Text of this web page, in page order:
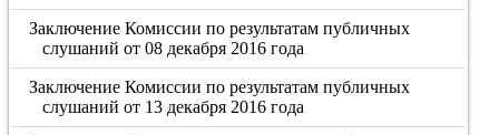
Заключение Комиссии по результатам публичных
слушаний от 08 декабря 2016 года
Заключение Комиссии по результатам публичных
слушаний от 13 декабря 2016 года